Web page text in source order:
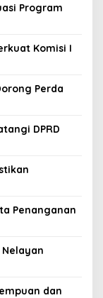
Program
Komisi I
Perda
DPRD
Penanganan
dan